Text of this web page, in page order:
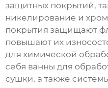
защитных покрытий,
никелирование и
покрытия защищают
повышают их
для химической
себя ванны для
сушки, а также